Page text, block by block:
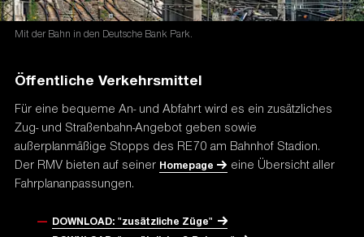
Mit der Bahn in den Deutsche Bank Park.
Öffentliche Verkehrsmittel
Für eine bequeme An- und Abfahrt wird es ein zusätzliches
Zug- und Straßenbahn-Angebot geben sowie
außerplanmäßige Stopps des RE70 am Bahnhof Stadion.
Der RMV bieten auf seiner Homepage
eine Übersicht aller
Fahrplananpassungen.
DOWNLOAD: "zusätzliche Züge"